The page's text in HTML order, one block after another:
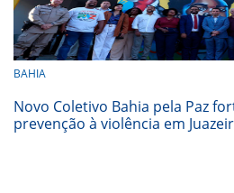
BAHIA
Novo Coletivo Bahia pela Paz
prevenção à violência em